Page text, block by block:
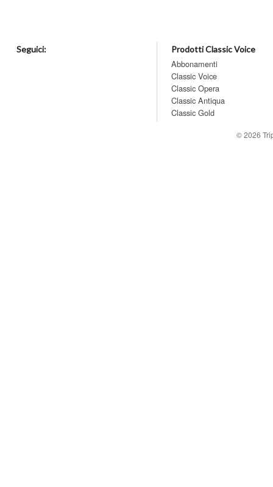
Seguici: Prodotti Classic Voice
Abbonamenti
Classic Voice
Classic Opera
Classic Antiqua
Classic Gold
© 2026